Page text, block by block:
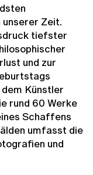
unserer Zeit.
tiefster
und zur
dem Künstler
rund 60 Werke
Schaffens
umfasst die
und